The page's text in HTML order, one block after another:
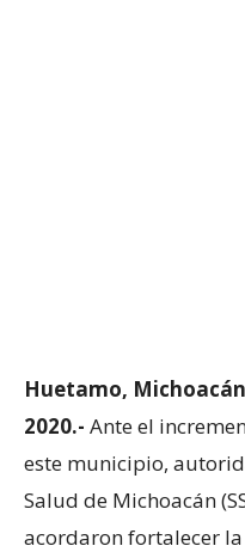
Huetamo,
2020.- Ante el
este municipio,
Salud de Michoacán
acordaron fortalecer